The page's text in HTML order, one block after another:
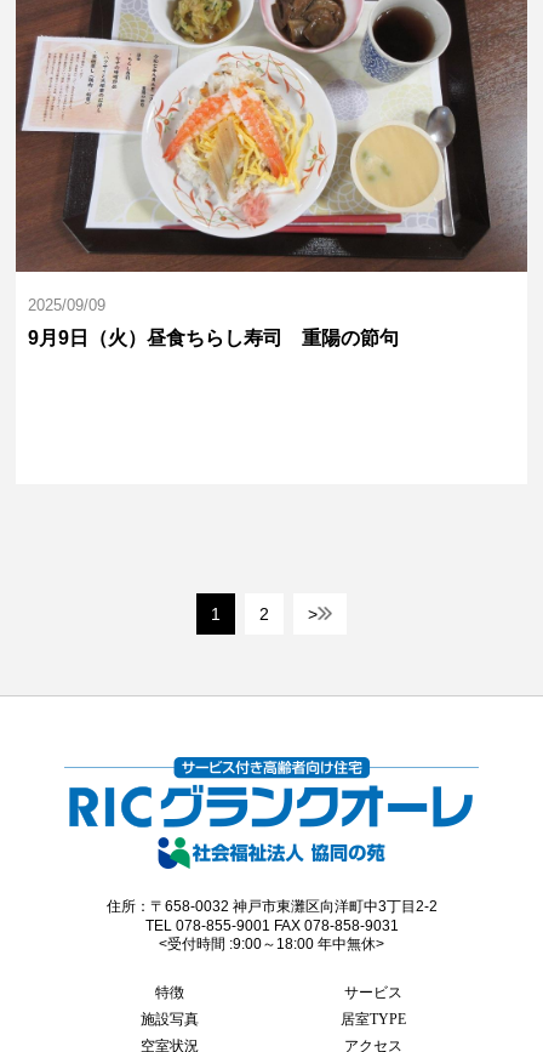
2025/09/09
9月9日（火）昼食ちらし寿司 重陽の節句
1 2 >
住所：〒658-0032 神戸市東灘区向洋町中3丁目2-2
TEL 078-855-9001 FAX 078-858-9031
<受付時間 :9:00～18:00 年中無休>
特徴
サービス
施設写真
居室TYPE
空室状況
アクセス